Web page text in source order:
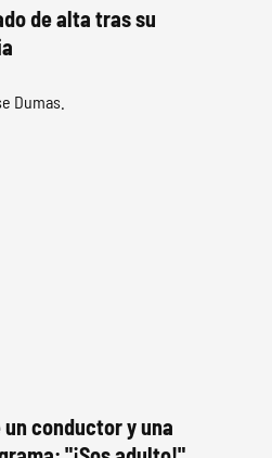
de alta tras su
conductor y una